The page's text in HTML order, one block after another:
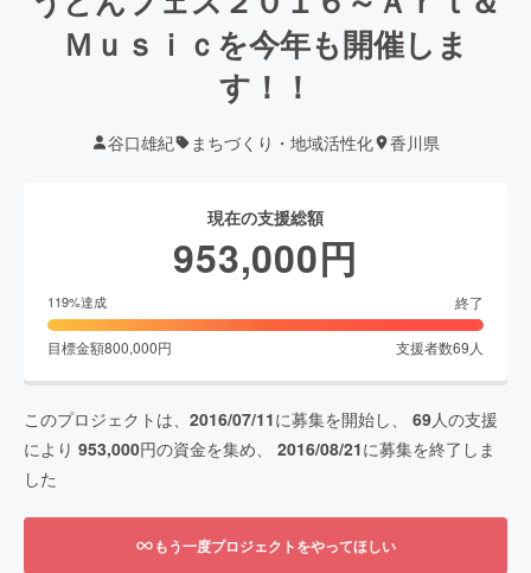
Ｍｕｓｉｃを今年も開催しま
す！！
谷口雄紀 まちづくり・地域活性化 香川県
現在の支援総額
953,000円
119%達成 終了
目標金額800,000円 支援者数69 人
このプロジェクトは、 2016/07/11に募集を開始し、 69人の支援
により 953,000円の資金を集め、 2016/08/21に募集を終了しま
した
もう一度プロジェクトをやってほしい